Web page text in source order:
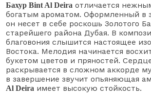
Бахур Bint Al Deira отличается
богатым ароматом. Оформленный в
он несет в себе роскошь Золотого
старейшего района Дубая. В
благовония слышится настоящее
Востока. Мелодия начинается
букетом цветов и пряностей.
раскрывается в сложном аккорде
в завершение звучит опьяняющая
Al Deira имеет высокую стойкость.